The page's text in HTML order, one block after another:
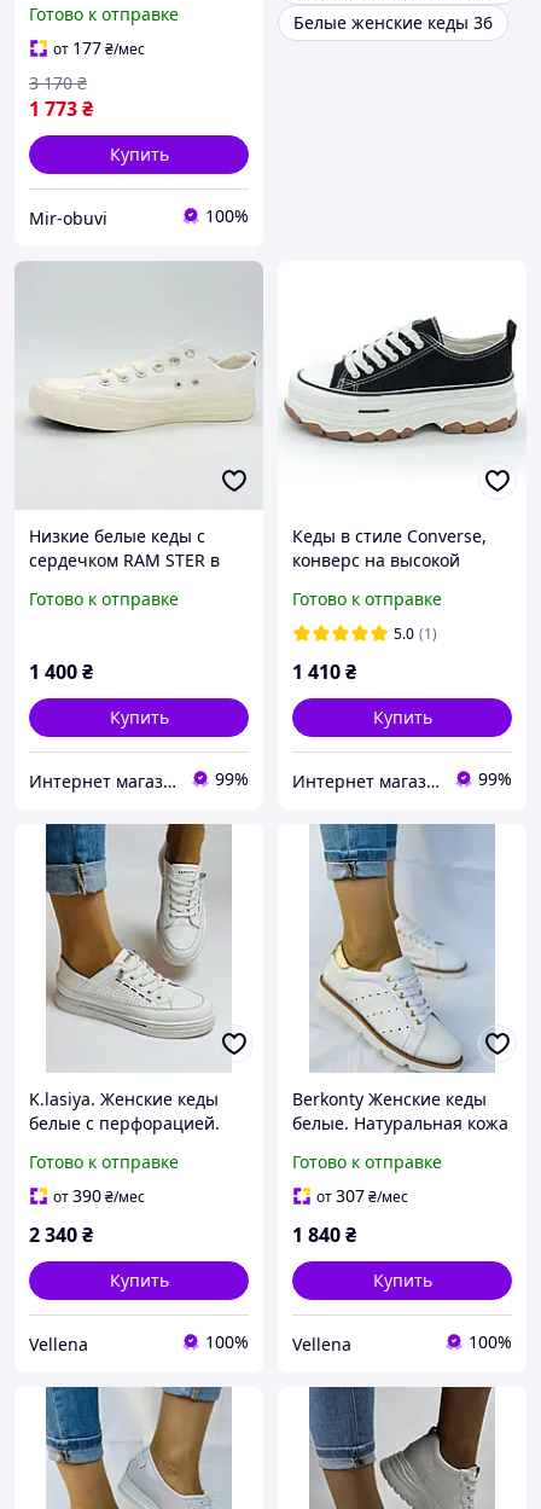
Готово к отправке
от 177₴/мес
1 773₴
3 170 ₴
Купить
Mir-obuvi 100%
Белые женские кеды 36
Низкие белые кеды с
сердечком RAM STER в
Chuck 70 37. Размеры в
Готово к отправке
1 400₴
Купить
Интернет магазин обуви I love my shoes 99%
Кеды в стиле Converse,
конверс на высокой
низкие 36. Размеры в
наличии: 36, 37, 39, 40.
Готово к отправке
5.0 (1)
1 410₴
Купить
Интернет магазин обуви I love my shoes 99%
K.lasiya. Женские кеды
белые с перфорацией.
Размер 36 37 38 39 40
Готово к отправке
от390₴/мес
2 340₴
Купить
Vellena 100%
Berkonty Женские кеды
белые. Натуральная кожа
Готово к отправке
от307₴/мес
1 840₴
Купить
Vellena 100%